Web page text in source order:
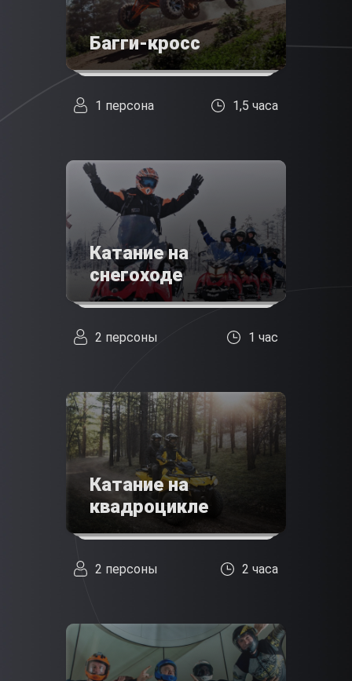
Багги-кросс
1 персона 1,5 часа
Катание на
снегоходе
2 персоны 1 час
Катание на
квадроцикле
2 персоны 2 часа